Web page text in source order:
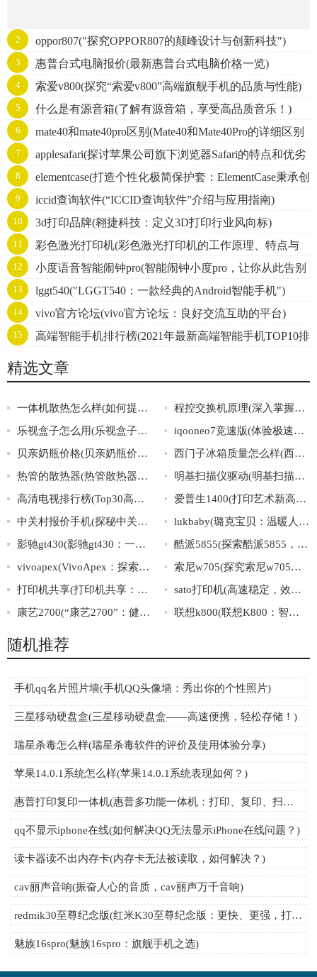
2 oppor807("探究OPPOR807的颠峰设计与创新科技")
3 惠普台式电脑报价(最新惠普台式电脑价格一览)
4 索爱v800(探究“索爱v800”高端旗舰手机的品质与性能)
5 什么是有源音箱(了解有源音箱，享受高品质音乐！)
6
mate40和mate40pro区别(Mate40和Mate40Pro的详细区别
解析)
7
applesafari(探讨苹果公司旗下浏览器Safari的特点和优劣
势)
8
elementcase(打造个性化极简保护套：ElementCase秉承创
新设计，为您的手机保驾护航)
9 iccid查询软件(“ICCID查询软件”介绍与应用指南)
10 3d打印品牌(翱捷科技：定义3D打印行业风向标)
11
彩色激光打印机(彩色激光打印机的工作原理、特点与
购买建议)
12
小度语音智能闹钟pro(智能闹钟小度pro，让你从此告别
重复闹铃的叮叮声！)
13 lggt540("LGGT540：一款经典的Android智能手机")
14 vivo官方论坛(vivo官方论坛：良好交流互助的平台)
15
高端智能手机排行榜(2021年最新高端智能手机TOP10排
名大揭晓)
精选文章
一体机散热怎么样(如何提升一体机的散热效率？)
程控交换机原理(深入掌握程控交换机的工作原理)
乐视盒子怎么用(乐视盒子的使用教程及常见问题解答)
iqooneo7竞速版(体验极速激情，iQOONeo7竞速版震撼上市！)
贝亲奶瓶价格(贝亲奶瓶价格大全，选购贴士及推荐)
西门子冰箱质量怎么样(西门子冰箱怎么样？质量评测报告揭晓！)
热管的散热器(热管散热器：高效散热材料的领跑者。)
明基扫描仪驱动(明基扫描仪驱动下载及安装攻略)
高清电视排行榜(Top30高清电视品牌排行榜)
爱普生1400(打印艺术新高度，揭秘爱普生1400的卓越表现！)
中关村报价手机(探秘中关村手机报价，了解最新手机价格信息)
lukbaby(璐克宝贝：温暖人心的亲子陪伴平台)
影驰gt430(影驰gt430：一款性价比高的显卡选择)
酷派5855(探索酷派5855，领略智能科技的魅力)
vivoapex(VivoApex：探索全面屏的极致之旅)
索尼w705(探究索尼w705的性能和特点)
打印机共享(打印机共享：让办公更高效)
sato打印机(高速稳定，效率出众：Sato打印机解决您的全套打印需求)
康艺2700(“康艺2700”：健康与艺术的结合)
联想k800(联想K800：智能手机中的黑马)
随机推荐
手机qq名片照片墙(手机QQ头像墙：秀出你的个性照片)
三星移动硬盘盒(三星移动硬盘盒——高速便携，轻松存储！)
瑞星杀毒怎么样(瑞星杀毒软件的评价及使用体验分享)
苹果14.0.1系统怎么样(苹果14.0.1系统表现如何？)
惠普打印复印一体机(惠普多功能一体机：打印、复印、扫描三合一)
qq不显示iphone在线(如何解决QQ无法显示iPhone在线问题？)
读卡器读不出内存卡(内存卡无法被读取，如何解决？)
cav丽声音响(振奋人心的音质，cav丽声万千音响)
redmik30至尊纪念版(红米K30至尊纪念版：更快、更强，打造极致使用体验！)
魅族16spro(魅族16spro：旗舰手机之选)